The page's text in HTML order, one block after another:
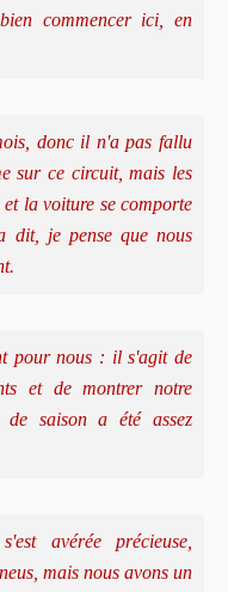
commencer ici, en
donc il n'a pas fallu
sur ce circuit, mais les
la voiture se comporte
dit, je pense que nous
pour nous : il s'agit de
et de montrer notre
saison a été assez
avérée précieuse,
mais nous avons un